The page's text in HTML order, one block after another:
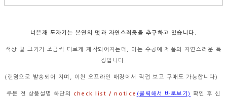
너븐재 도자기는 본연의 멋과 자연스러움을 추구하고 있습니다.
색상 및 크기가 조금씩 다르게 제작되어지는데, 이는 수공예 제품의 자연스러운 특
징입니다.
(랜덤으로 발송되어 지며, 이천 오프라인 매장에서 직접 보고 구매도 가능합니다)
주문 전 상품설명 하단의 check list / notice (클릭해서 바로보기)
확인 후 신